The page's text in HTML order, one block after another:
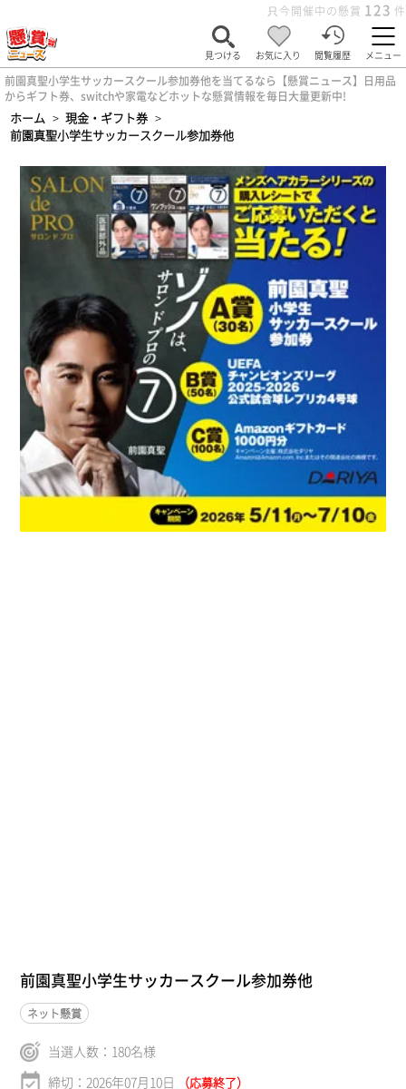
只今開催中の懸賞 123 件
見つける お気に入り 閲覧履歴 メニュー
前園真聖小学生サッカースクール参加券他を当てるなら【懸賞ニュース】日用品
からギフト券、switchや家電などホットな懸賞情報を毎日大量更新中!
ホーム > 現金・ギフト券 >
前園真聖小学生サッカースクール参加券他
前園真聖小学生サッカースクール参加券他
ネット懸賞
当選人数： 180名様
締切：2026年07月10日
（応募終了）